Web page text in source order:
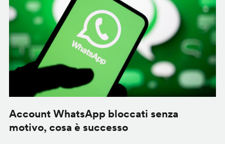
Account WhatsApp bloccati senza
motivo, cosa è successo